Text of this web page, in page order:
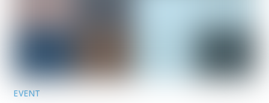
EVENT